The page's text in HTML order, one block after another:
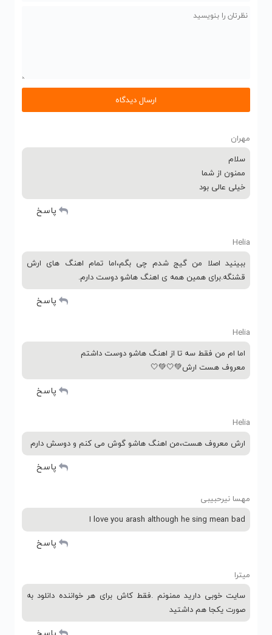
مهران
سلام
ممنون از شما
خیلی عالی بود
پاسخ
Helia
ببینید اصلا من گیج شدم چی بگم،اما تمام اهنگ های ارش
قشنگه.برای همین همه ی اهنگ هاشو دوست دارم.
پاسخ
Helia
اما ام من فقط سه تا از اهنگ هاشو دوست داشتم
معروف هست ارش💚🤍💚🤍
پاسخ
Helia
ارش معروف هست،من اهنگ هاشو گوش می کنم و دوسش دارم
پاسخ
مهسا نیرحبیبی
I love you arash although he sing mean bad
پاسخ
میترا
سایت خوبی دارید ممنونم .فقط کاش برای هر خواننده دانلود به
صورت یکجا هم داشتید